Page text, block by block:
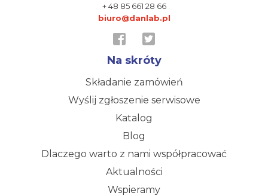
+ 48 85 661 28 66
biuro@danlab.pl
Na skróty
Składanie zamówień
Wyślij zgłoszenie serwisowe
Katalog
Blog
Dlaczego warto z nami współpracować
Aktualności
Wspieramy